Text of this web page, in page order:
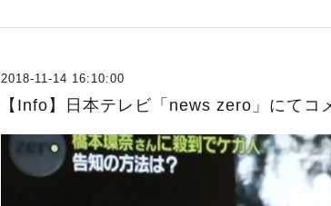
2018-11-14 16:10:00
【Info】日本テレビ「news zero」にてコ